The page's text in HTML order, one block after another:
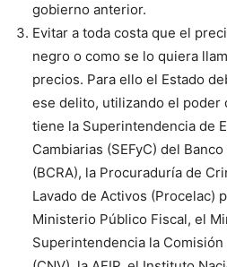
gobierno anterior.
Evitar a toda costa que el
negro o como se lo quiera
precios. Para ello el Estado
ese delito, utilizando el poder
tiene la Superintendencia de
Cambiarias (SEFyC) del
(BCRA), la Procuraduría de
Lavado de Activos (Procelac)
Ministerio Público Fiscal, el
Superintendencia la Comisión